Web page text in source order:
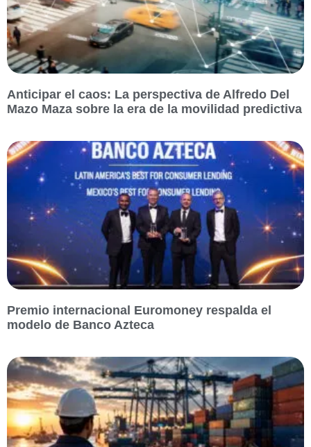
Anticipar el caos: La perspectiva de Alfredo Del
Mazo Maza sobre la era de la movilidad predictiva
Premio internacional Euromoney respalda el
modelo de Banco Azteca